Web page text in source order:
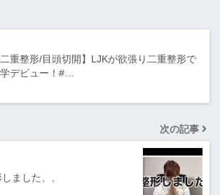
二重整形/目頭切開】LJKが欲張り二重整形で
デビュー！#…
次の記事
ました、、